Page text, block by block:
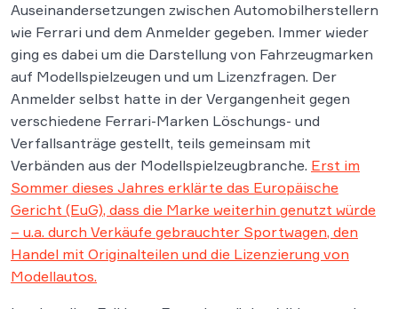
Auseinandersetzungen zwischen Automobilherstellern
wie Ferrari und dem Anmelder gegeben. Immer wieder
ging es dabei um die Darstellung von Fahrzeugmarken
auf Modellspielzeugen und um Lizenzfragen. Der
Anmelder selbst hatte in der Vergangenheit gegen
verschiedene Ferrari-Marken Löschungs- und
Verfallsanträge gestellt, teils gemeinsam mit
Verbänden aus der Modellspielzeugbranche. Erst im
Sommer dieses Jahres erklärte das Europäische
Gericht (EuG), dass die Marke weiterhin genutzt würde
– u.a. durch Verkäufe gebrauchter Sportwagen, den
Handel mit Originalteilen und die Lizenzierung von
Modellautos.